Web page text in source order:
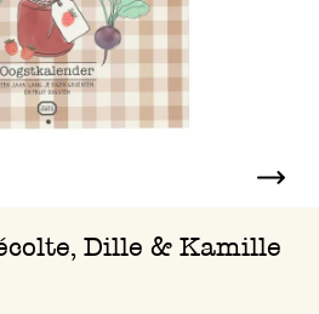
Dille & Kamille